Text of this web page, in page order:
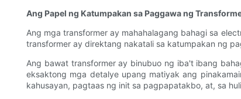
Ang Papel ng Katumpakan sa Paggawa ng
Ang mga transformer ay mahahalagang bahagi sa
transformer ay direktang nakatali sa katumpakan ng
Ang bawat transformer ay binubuo ng iba't ibang
eksaktong mga detalye upang matiyak ang
kahusayan, pagtaas ng init sa pagpapatakbo, at, sa